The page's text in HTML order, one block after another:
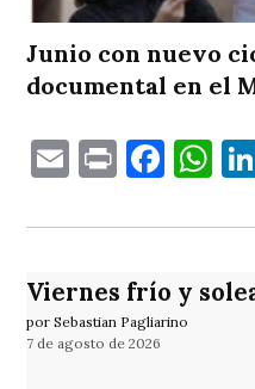
Junio con nuevo
documental en el
EmailPrint
Viernes frío y
por Sebastian Pagliarino
7 de agosto de 2026